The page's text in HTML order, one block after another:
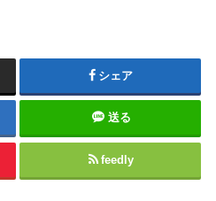
シェア
送る
feedly